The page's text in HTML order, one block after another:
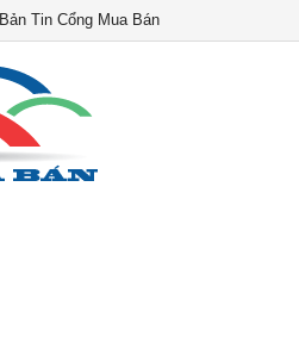
Bản Tin Cổng Mua Bán